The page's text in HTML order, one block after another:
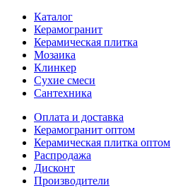
Каталог
Керамогранит
Керамическая плитка
Мозаика
Клинкер
Сухие смеси
Сантехника
Оплата и доставка
Керамогранит оптом
Керамическая плитка оптом
Распродажа
Дисконт
Производители